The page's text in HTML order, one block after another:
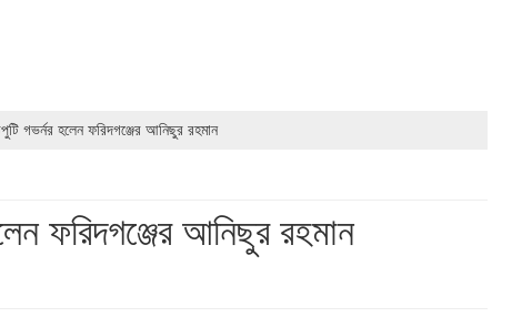
গভর্নর হলেন ফরিদগঞ্জের আনিছুর রহমান
ফরিদগঞ্জের আনিছুর রহমান